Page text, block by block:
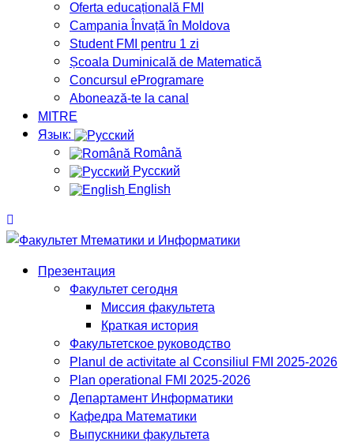
Oferta educațională FMI
Campania Învață în Moldova
Student FMI pentru 1 zi
Școala Duminicală de Matematică
Concursul eProgramare
Abonează-te la canal
MITRE
Язык:
Română
Русский
English
Презентация
Факультет сегодня
Миссия факультета
Краткая история
Факультетское руководство
Planul de activitate al Cconsiliul FMI 2025-2026
Plan operational FMI 2025-2026
Департамент Информатики
Кафедра Математики
Выпускники факультета